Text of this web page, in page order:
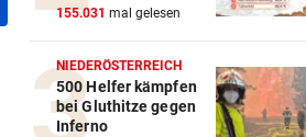
155.031 mal gelesen
NIEDERÖSTERREICH
500 Helfer kämpfen
bei Gluthitze gegen
Inferno